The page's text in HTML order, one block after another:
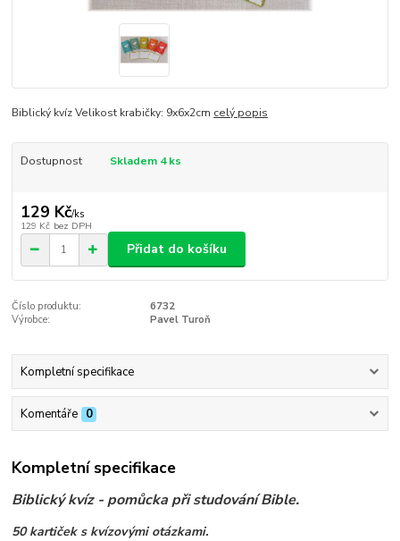
Biblický kvíz Velikost krabičky: 9x6x2cm celý popis
Dostupnost Skladem 4 ks
129 Kč/ks
129 Kč bez DPH
Přidat do košíku
Číslo produktu:
6732
Výrobce:
Pavel Turoň
Kompletní specifikace
Komentáře 0
Kompletní specifikace
Biblický kvíz - pomůcka při studování Bible.
50 kartiček s kvízovými otázkami.